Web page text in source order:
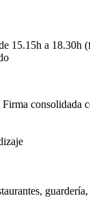
15.15h a 18.30h
consolidada